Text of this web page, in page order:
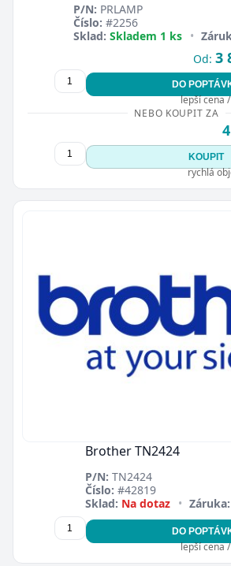
P/N: PRLAMP
Číslo: #2256
Sklad: Skladem 1 ks •
Od: 3
DO
lepší cena
NEBO KOUPIT ZA
KOUPIT
rychlá
Brother TN2424
P/N: TN2424
Číslo: #42819
Sklad: Na dotaz • Záruka:
DO
lepší cena